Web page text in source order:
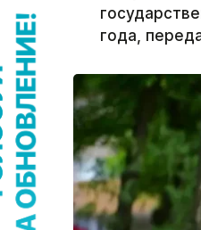
года,